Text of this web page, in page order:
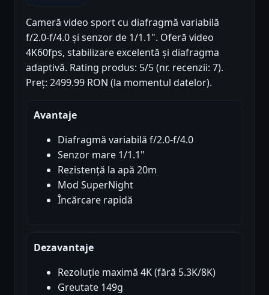
Cameră video sport cu diafragmă variabilă
f/2.0-f/4.0 și senzor de 1/1.1". Oferă video
4K60fps, stabilizare excelentă și diafragma
adaptivă. Rating produs: 5/5 (nr. recenzii: 7).
Preț: 2499.99 RON (la momentul datelor).
Avantaje
Diafragmă variabilă f/2.0-f/4.0
Senzor mare 1/1.1"
Rezistență la apă 20m
Mod SuperNight
Încărcare rapidă
Dezavantaje
Rezoluție maximă 4K (fără 5.3K/8K)
Greutate 149g